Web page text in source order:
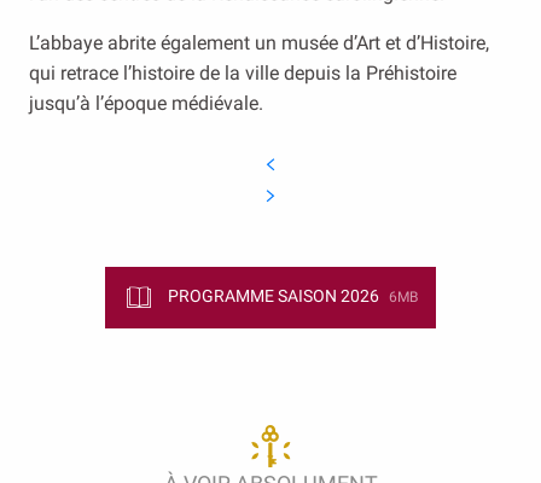
L’abbaye abrite également un musée d’Art et d’Histoire,
qui retrace l’histoire de la ville depuis la Préhistoire
jusqu’à l’époque médiévale.
PROGRAMME SAISON 2026 6MB